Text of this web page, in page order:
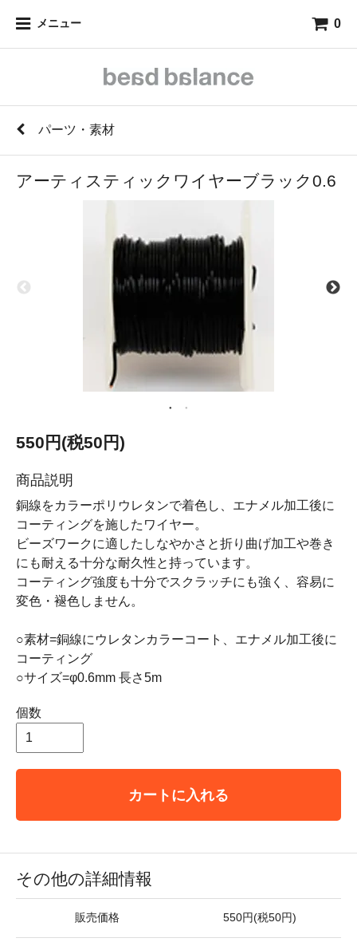
メニュー 0
パーツ・素材
アーティスティックワイヤーブラック0.6
550円(税50円)
商品説明
銅線をカラーポリウレタンで着色し、エナメル加工後に
コーティングを施したワイヤー。
ビーズワークに適したしなやかさと折り曲げ加工や巻き
にも耐える十分な耐久性と持っています。
コーティング強度も十分でスクラッチにも強く、容易に
変色・褪色しません。
○素材=銅線にウレタンカラーコート、エナメル加工後に
コーティング
○サイズ=φ0.6mm 長さ5m
個数
カートに入れる
その他の詳細情報
販売価格 550円(税50円)